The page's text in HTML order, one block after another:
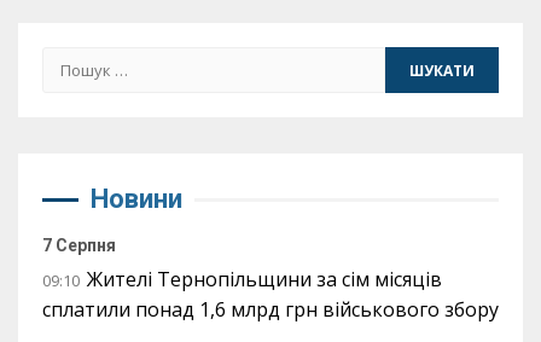
Пошук:
Новини
7 Серпня
09:10 Жителі Тернопільщини за сім місяців
сплатили понад 1,6 млрд грн військового збору